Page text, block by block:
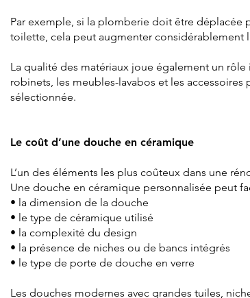
Par exemple, si la plomberie doit être déplacée
toilette, cela peut augmenter considérablement
La qualité des matériaux joue également un
robinets, les meubles-lavabos et les
sélectionnée.
Le coût d’une douche en céramique
L’un des éléments les plus coûteux dans une
Une douche en céramique personnalisée peut
• la dimension de la douche
• le type de céramique utilisé
• la complexité du design
• la présence de niches ou de bancs intégrés
• le type de porte de douche en verre
Les douches modernes avec grandes tuiles,